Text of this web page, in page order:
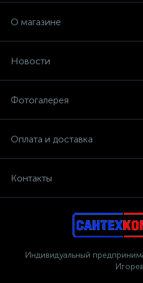
О магазине
Новости
Фотогалерея
Оплата и доставка
Контакты
Индивидуальный